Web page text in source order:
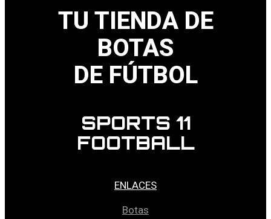
TU TIENDA DE
BOTAS
DE FÚTBOL
SPORTS 11
FOOTBALL
ENLACES
Botas